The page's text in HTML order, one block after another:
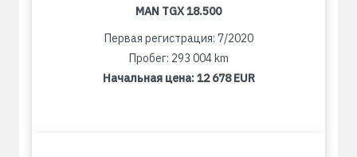
MAN TGX 18.500
Первая регистрация: 7/2020
Пробег: 293 004 km
Начальная цена:12 678 EUR